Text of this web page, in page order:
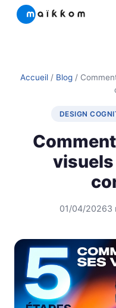
Accueil/ Blog/
DESIGN
visuels
01/04/20263